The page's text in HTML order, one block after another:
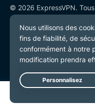
© 2026 ExpressVPN.
Politique de confidentialité
Conditions de service
Préférences de cookies